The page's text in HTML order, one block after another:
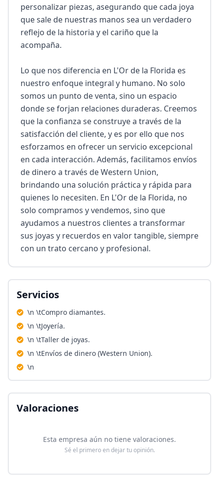
personalizar piezas, asegurando que cada joya
que sale de nuestras manos sea un verdadero
reflejo de la historia y el cariño que la
acompaña.
Lo que nos diferencia en L'Or de la Florida es
nuestro enfoque integral y humano. No solo
somos un punto de venta, sino un espacio
donde se forjan relaciones duraderas. Creemos
que la confianza se construye a través de la
satisfacción del cliente, y es por ello que nos
esforzamos en ofrecer un servicio excepcional
en cada interacción. Además, facilitamos envíos
de dinero a través de Western Union,
brindando una solución práctica y rápida para
quienes lo necesiten. En L'Or de la Florida, no
solo compramos y vendemos, sino que
ayudamos a nuestros clientes a transformar
sus joyas y recuerdos en valor tangible, siempre
con un trato cercano y profesional.
Servicios
\n \tCompro diamantes.
\n \tJoyería.
\n \tTaller de joyas.
\n \tEnvíos de dinero (Western Union).
\n
Valoraciones
Esta empresa aún no tiene valoraciones.
Sé el primero en dejar tu opinión.